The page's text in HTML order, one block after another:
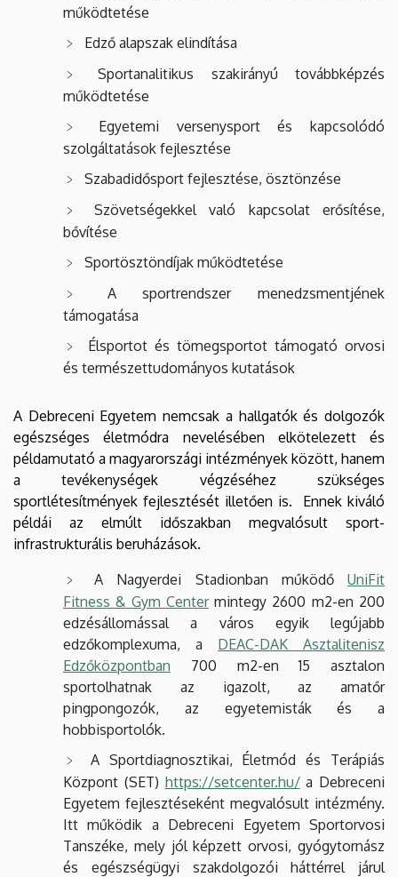
működtetése
Edző alapszak elindítása
Sportanalitikus szakirányú továbbképzés
működtetése
Egyetemi versenysport és kapcsolódó
szolgáltatások fejlesztése
Szabadidősport fejlesztése, ösztönzése
Szövetségekkel való kapcsolat erősítése,
bővítése
Sportösztöndíjak működtetése
A sportrendszer menedzsmentjének
támogatása
Élsportot és tömegsportot támogató orvosi
és természettudományos kutatások
A Debreceni Egyetem nemcsak a hallgatók és dolgozók
egészséges életmódra nevelésében elkötelezett és
példamutató a magyarországi intézmények között, hanem
a tevékenységek végzéséhez szükséges
sportlétesítmények fejlesztését illetően is. Ennek kiváló
példái az elmúlt időszakban megvalósult sport-
infrastrukturális beruházások.
A Nagyerdei Stadionban működőUniFit
Fitness & Gym Centermintegy 2600 m2-en 200
edzésállomással a város egyik legújabb
edzőkomplexuma, a DEAC-DAK Asztalitenisz
Edzőközpontban 700 m2-en 15 asztalon
sportolhatnak az igazolt, az amatőr
pingpongozók, az egyetemisták és a
hobbisportolók.
A Sportdiagnosztikai, Életmód és Terápiás
Központ (SET) https://setcenter.hu/a Debreceni
Egyetem fejlesztéseként megvalósult intézmény.
Itt működik a Debreceni Egyetem Sportorvosi
Tanszéke, mely jól képzett orvosi, gyógytornász
és egészségügyi szakdolgozói háttérrel járul